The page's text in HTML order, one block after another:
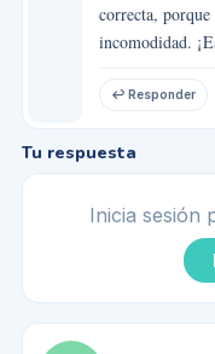
correcta, porque
incomodidad.
↩ Responder
Tu respuesta
Inicia sesión